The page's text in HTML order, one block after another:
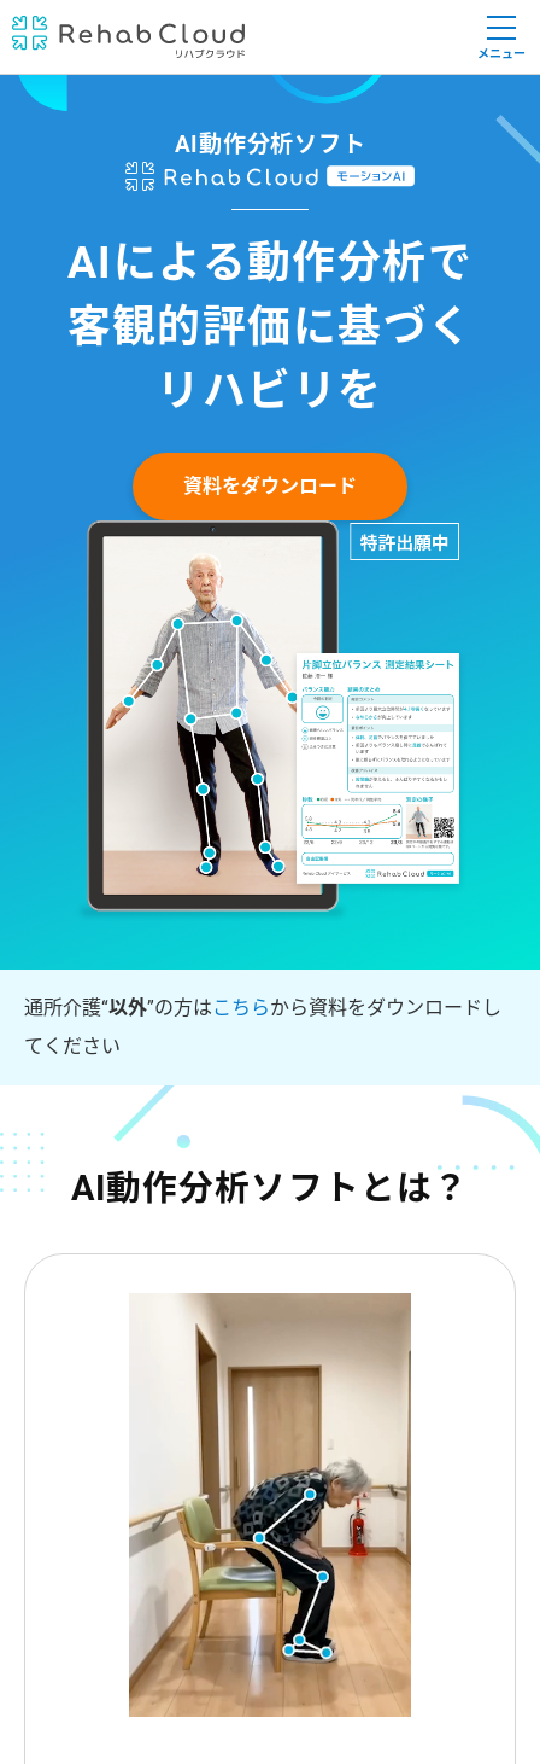
メニュー
AI動作分析ソフト
AIによる動作分析で
客観的評価に基づく
リハビリを
資料をダウンロード
通所介護“以外”の方はこちらから資料をダウンロードし
てください
AI動作分析ソフトとは？